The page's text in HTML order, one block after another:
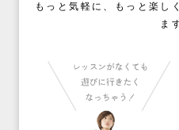
もっと気軽に、もっと楽し
ま